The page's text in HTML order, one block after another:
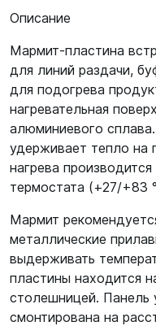
Описание
Мармит-пластина
для линий раздачи,
для подогрева
нагревательная
алюминиевого
удерживает тепло на
нагрева
термостата (+27/+83
Мармит
металлические
выдерживать
пластины находится
столешницей. Панель
смонтирована на